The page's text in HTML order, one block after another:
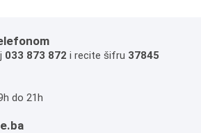
033 873 872 i recite šifru 37845
do 21h